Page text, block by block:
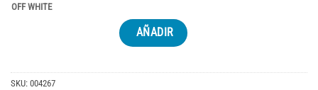
OFF WHITE
AÑADIR
SKU: 004267